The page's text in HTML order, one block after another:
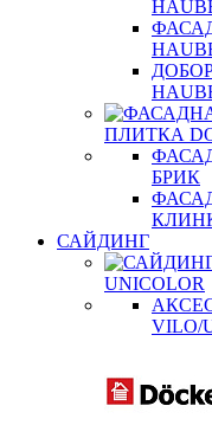
ПЛИТКА
БРИК
САЙДИНГ
UNICOLOR
VILO/